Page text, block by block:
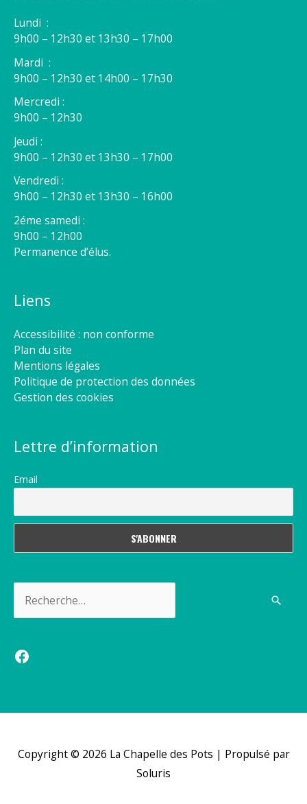
Lundi :
9h00 – 12h30 et 13h30 – 17h00
Mardi :
9h00 – 12h30 et 14h00 – 17h30
Mercredi :
9h00 – 12h30
Jeudi :
9h00 – 12h30 et 13h30 – 17h00
Vendredi :
9h00 – 12h30 et 13h30 – 16h00
2éme samedi :
9h00 – 12h00
Permanence d’élus.
Liens
Accessibilité : non conforme
Plan du site
Mentions légales
Politique de protection des données
Gestion des cookies
Lettre d’information
Email
Facebook
Copyright © 2026 La Chapelle des Pots | Propulsé par
Soluris